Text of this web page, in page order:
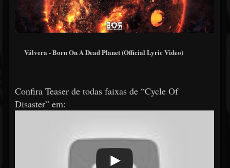
Válvera - Born On A Dead Planet (Official Lyric Video)
Confira Teaser de todas faixas de “Cycle Of
Disaster” em: